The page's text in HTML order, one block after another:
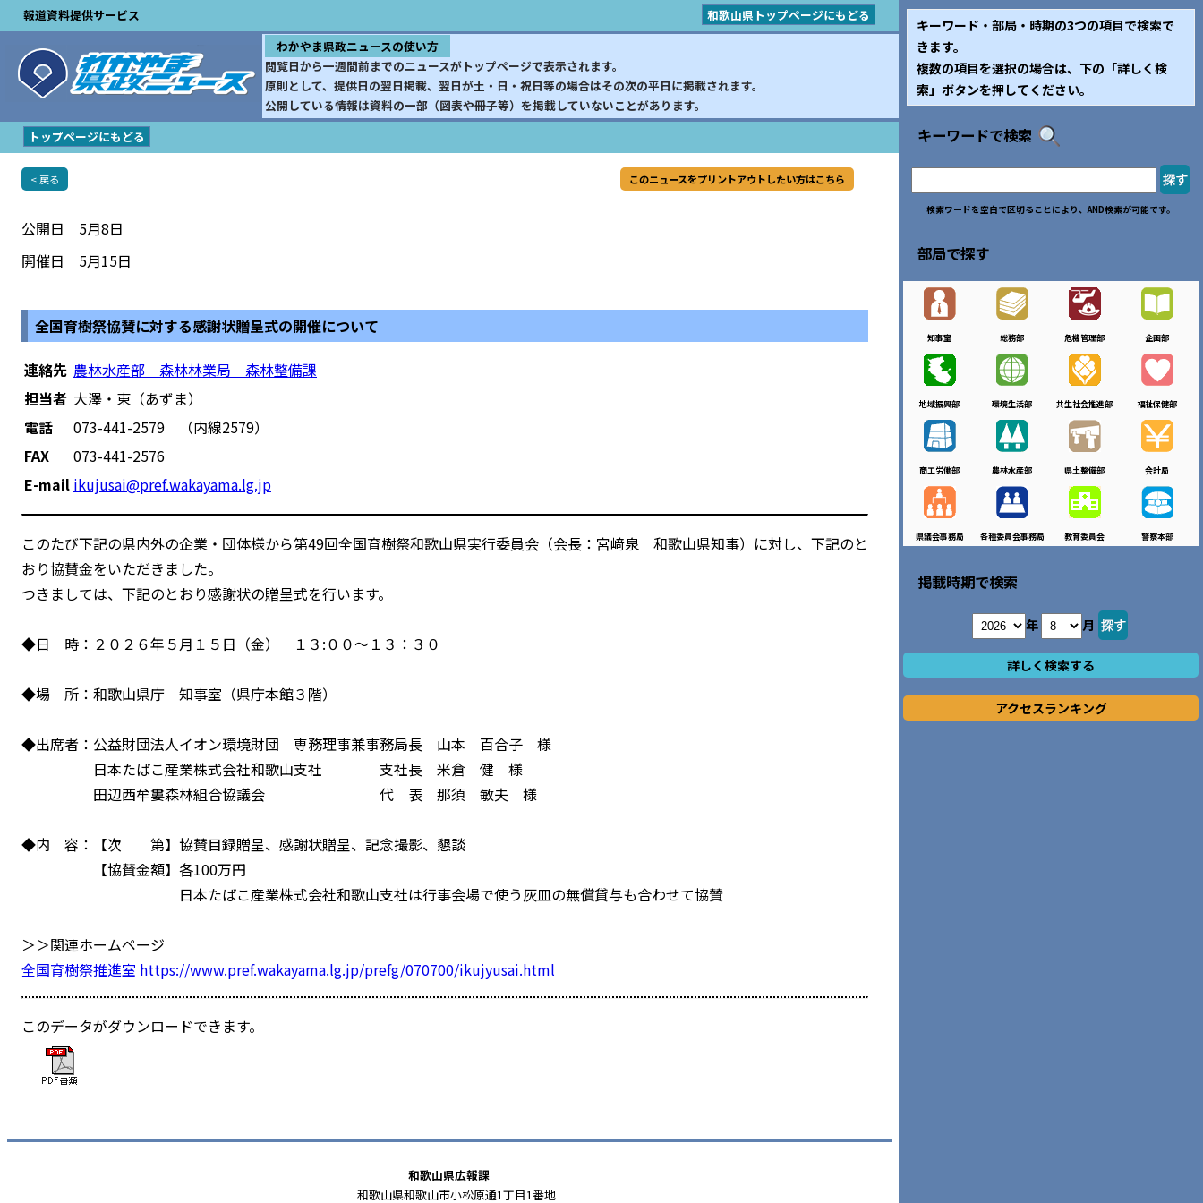
報道資料提供サービス
和歌山県トップページにもどる
わかやま県政ニュースの使い方
閲覧日から一週間前までのニュースがトップページで表示されます。
原則として、提供日の翌日掲載、翌日が土・日・祝日等の場合はその次の平日に掲載されます。
公開している情報は資料の一部（図表や冊子等）を掲載していないことがあります。
トップページにもどる
< 戻る このニュースをプリントアウトしたい方はこちら
公開日 5月8日
開催日 5月15日
全国育樹祭協賛に対する感謝状贈呈式の開催について
連絡先 農林水産部 森林林業局 森林整備課
担当者 大澤・東（あずま）
電話
073-441-2579 （内線2579）
FAX
073-441-2576
E-mail ikujusai@pref.wakayama.lg.jp
このたび下記の県内外の企業・団体様から第49回全国育樹祭和歌山県実行委員会（会長：宮﨑泉 和歌山県知事）に対し、下記のと
おり協賛金をいただきました。
つきましては、下記のとおり感謝状の贈呈式を行います。
◆日 時：２０２６年５月１５日（金） １３:００～１３：３０
◆場 所：和歌山県庁 知事室（県庁本館３階）
◆出席者：公益財団法人イオン環境財団 専務理事兼事務局長 山本 百合子 様
日本たばこ産業株式会社和歌山支社 支社長 米倉 健 様
田辺西牟婁森林組合協議会 代 表 那須 敏夫 様
◆内 容：【次 第】協賛目録贈呈、感謝状贈呈、記念撮影、懇談
【協賛金額】各100万円
日本たばこ産業株式会社和歌山支社は行事会場で使う灰皿の無償貸与も合わせて協賛
＞＞関連ホームページ
全国育樹祭推進室 https://www.pref.wakayama.lg.jp/prefg/070700/ikujyusai.html
このデータがダウンロードできます。
キーワード・部局・時期の3つの項目で検索で
きます。
複数の項目を選択の場合は、下の「詳しく検
索」ボタンを押してください。
キーワードで検索
検索ワードを空白で区切ることにより、AND検索が可能です。
部局で探す
知事室 総務部 危機管理部 企画部
地域振興部 環境生活部 共生社会推進部 福祉保健部
商工労働部 農林水産部 県土整備部 会計局
県議会事務局 各種委員会事務局 教育委員会 警察本部
掲載時期で検索
年 月
詳しく検索する
アクセスランキング
和歌山県広報課
和歌山県和歌山市小松原通1丁目1番地